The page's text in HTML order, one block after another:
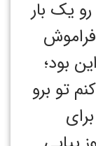
یک بار
بود؛
تو برو